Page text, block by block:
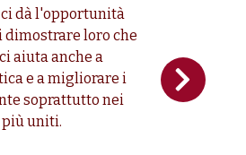
dà l'opportunità
loro che
aiuta anche a
e a migliorare i
soprattutto nei
uniti.